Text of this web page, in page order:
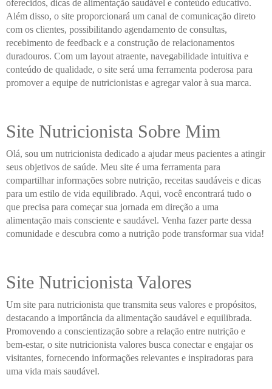
oferecidos, dicas de alimentação saudável e conteúdo educativo.
Além disso, o site proporcionará um canal de comunicação direto
com os clientes, possibilitando agendamento de consultas,
recebimento de feedback e a construção de relacionamentos
duradouros. Com um layout atraente, navegabilidade intuitiva e
conteúdo de qualidade, o site será uma ferramenta poderosa para
promover a equipe de nutricionistas e agregar valor à sua marca.
Site Nutricionista Sobre Mim
Olá, sou um nutricionista dedicado a ajudar meus pacientes a atingir
seus objetivos de saúde. Meu site é uma ferramenta para
compartilhar informações sobre nutrição, receitas saudáveis e dicas
para um estilo de vida equilibrado. Aqui, você encontrará tudo o
que precisa para começar sua jornada em direção a uma
alimentação mais consciente e saudável. Venha fazer parte dessa
comunidade e descubra como a nutrição pode transformar sua vida!
Site Nutricionista Valores
Um site para nutricionista que transmita seus valores e propósitos,
destacando a importância da alimentação saudável e equilibrada.
Promovendo a conscientização sobre a relação entre nutrição e
bem-estar, o site nutricionista valores busca conectar e engajar os
visitantes, fornecendo informações relevantes e inspiradoras para
uma vida mais saudável.